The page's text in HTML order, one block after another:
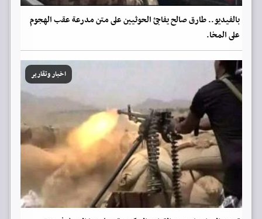
بالفيديو.. طارق صالح يفاجئ الحوثيين على متن مدرعة عقب الهجوم
على المخا.
اخبار وتقارير